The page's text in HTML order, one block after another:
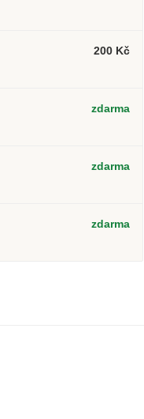
200 Kč
zdarma
zdarma
zdarma